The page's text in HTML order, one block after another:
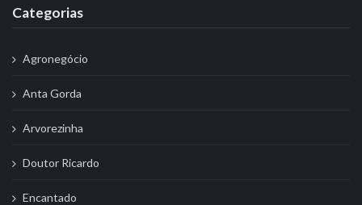
Categorias
Agronegócio
Anta Gorda
Arvorezinha
Doutor Ricardo
Encantado